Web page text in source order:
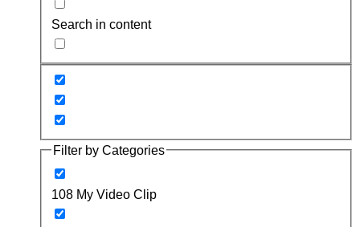
Search in content
Filter by Categories
108 My Video Clip